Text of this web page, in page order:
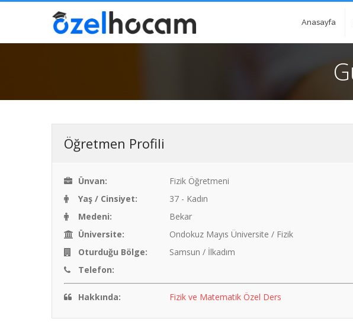
Anasayfa
Öğretmen Profili
Ünvan:
Fizik Öğretmeni
Yaş / Cinsiyet:
37 - Kadın
Medeni:
Bekar
Üniversite:
Ondokuz Mayıs Üniversite / Fizik
Oturduğu Bölge:
Samsun / İlkadım
Telefon:
Hakkında: Fizik ve Matematik Özel Ders